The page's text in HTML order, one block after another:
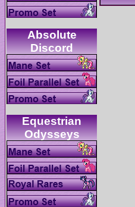
Absolute
Equestrian